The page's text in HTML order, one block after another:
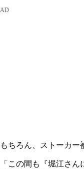
もちろん、ストーカ
「この間も『堀江さ